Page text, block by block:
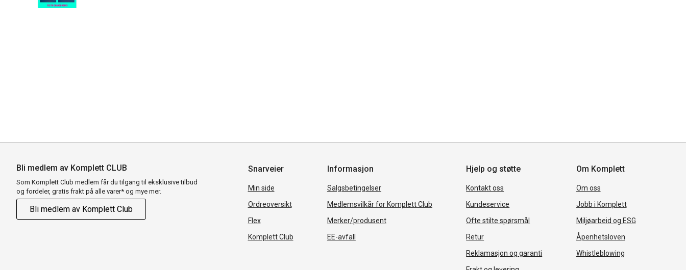
Bli medlem av Komplett CLUB
Som Komplett Club medlem får du tilgang til eksklusive tilbud
og fordeler, gratis frakt på alle varer* og mye mer.
Bli medlem av Komplett Club
Snarveier
Min side
Ordreoversikt
Flex
Komplett Club
Informasjon
Salgsbetingelser
Medlemsvilkår for Komplett Club
Merker/produsent
EE-avfall
Hjelp og støtte
Kontakt oss
Kundeservice
Ofte stilte spørsmål
Retur
Reklamasjon og garanti
Om Komplett
Om oss
Jobb i Komplett
Miljøarbeid og ESG
Åpenhetsloven
Whistleblowing